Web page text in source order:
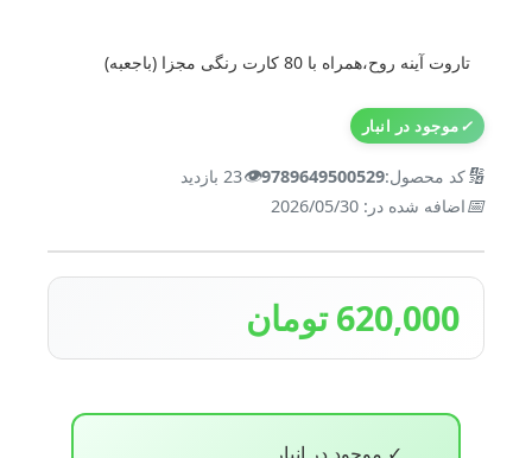
تاروت آینه روح،همراه با 80 کارت رنگی مجزا (باجعبه)
✓موجود در انبار
🔢کد محصول:9789649500529
👁️23 بازدید
📅اضافه شده در: 2026/05/30
620,000 تومان